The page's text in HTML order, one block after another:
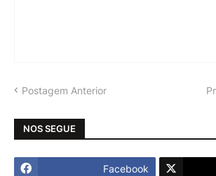
Postagem Anterior
NOS SEGUE
Facebook